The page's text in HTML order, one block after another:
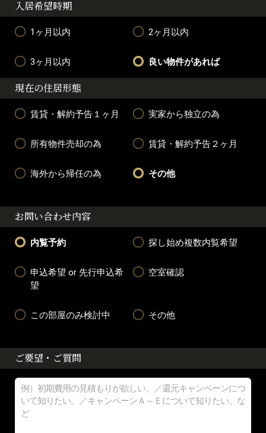
入居希望時期
1ヶ月以内 2ヶ月以内
3ヶ月以内 良い物件があれば
現在の住居形態
賃貸・解約予告１ヶ月 実家から独立の為
所有物件売却の為 賃貸・解約予告２ヶ月
海外から帰任の為 その他
お問い合わせ内容
内覧予約 探し始め複数内覧希望
申込希望 or 先行申込希
望
空室確認
この部屋のみ検討中 その他
ご要望・ご質問